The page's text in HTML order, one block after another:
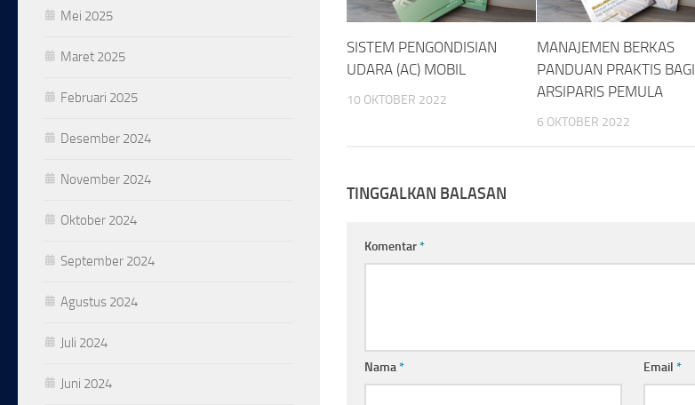
SISTEM PENGONDISIAN
UDARA (AC) MOBIL
10 OKTOBER 2022
MANAJEMEN BERKAS
PANDUAN PRAKTIS BAGI
ARSIPARIS PEMULA
6 OKTOBER 2022
TINGGALKAN BALASAN
Komentar*
Nama* Email*
Mei 2025
Maret 2025
Februari 2025
Desember 2024
November 2024
Oktober 2024
September 2024
Agustus 2024
Juli 2024
Juni 2024